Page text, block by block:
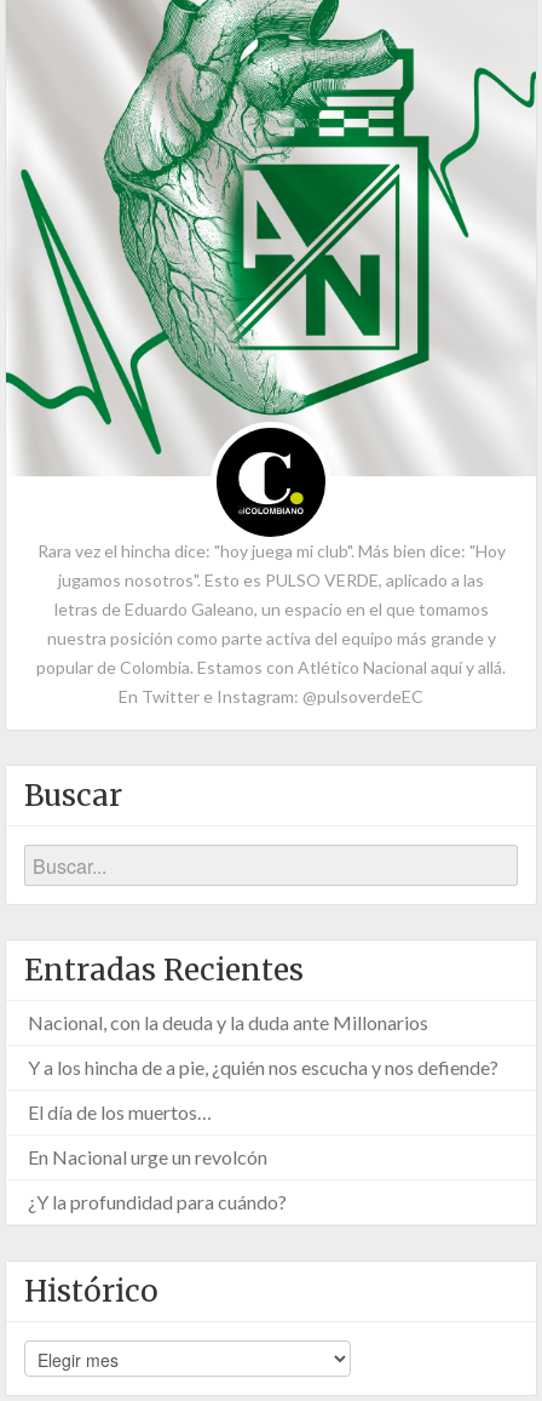
Rara vez el hincha dice: "hoy juega mi club". Más bien dice: "Hoy
jugamos nosotros". Esto es PULSO VERDE, aplicado a las
letras de Eduardo Galeano, un espacio en el que tomamos
nuestra posición como parte activa del equipo más grande y
popular de Colombia. Estamos con Atlético Nacional aquí y allá.
En Twitter e Instagram: @pulsoverdeEC
Buscar
Entradas Recientes
Nacional, con la deuda y la duda ante Millonarios
Y a los hincha de a pie, ¿quién nos escucha y nos defiende?
El día de los muertos…
En Nacional urge un revolcón
¿Y la profundidad para cuándo?
Histórico